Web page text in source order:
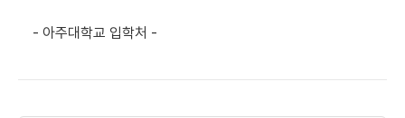
- 아주대학교 입학처 -